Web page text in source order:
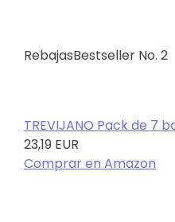
RebajasBestseller No. 2
TREVIJANO Pack de 7
23,19 EUR
Comprar en Amazon